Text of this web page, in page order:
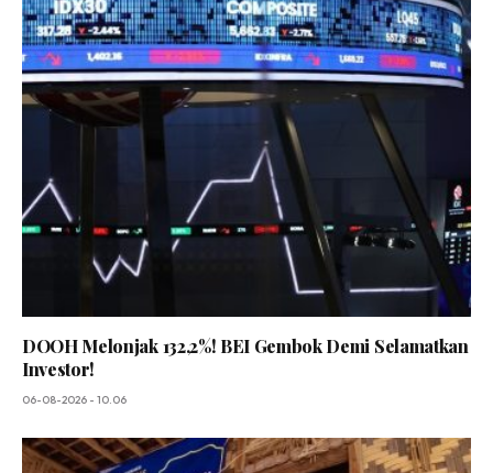
DOOH Melonjak 132,2%! BEI Gembok Demi Selamatkan
Investor!
06-08-2026 - 10.06